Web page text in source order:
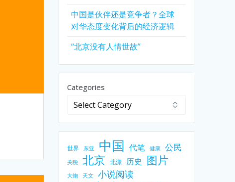
中国是伙伴还是竞争者？全球
对华态度变化背后的经济逻辑
“北京没有人情世故”
Categories
世界 东亚 中国 代笔 健康 公民
关税 北京 北漂 历史 图片
大炮 天文 小说阅读